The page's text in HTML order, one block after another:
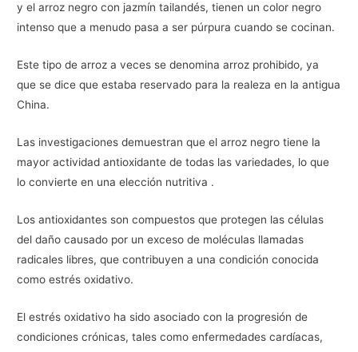
y el arroz negro con jazmín tailandés, tienen un color negro
intenso que a menudo pasa a ser púrpura cuando se cocinan.
Este tipo de arroz a veces se denomina arroz prohibido, ya
que se dice que estaba reservado para la realeza en la antigua
China.
Las investigaciones demuestran que el arroz negro tiene la
mayor actividad antioxidante de todas las variedades, lo que
lo convierte en una elección nutritiva .
Los antioxidantes son compuestos que protegen las células
del daño causado por un exceso de moléculas llamadas
radicales libres, que contribuyen a una condición conocida
como estrés oxidativo.
El estrés oxidativo ha sido asociado con la progresión de
condiciones crónicas, tales como enfermedades cardíacas,